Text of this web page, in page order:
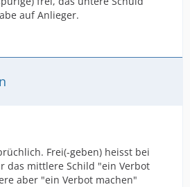
auf Anlieger.
Frei(-geben) heisst bei
das mittlere Schild "ein Verbot
aber "ein Verbot machen"